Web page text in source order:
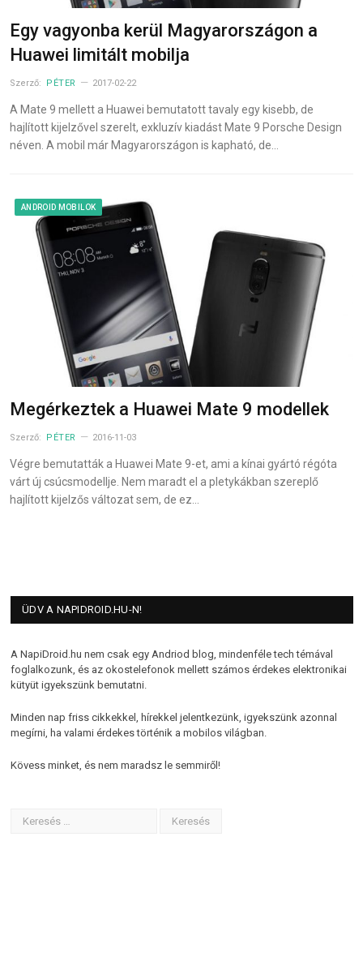
Egy vagyonba kerül Magyarországon a
Huawei limitált mobilja
Szerző: PÉTER 2017-02-22
A Mate 9 mellett a Huawei bemutatott tavaly egy kisebb, de
hajlított kijelzővel szerelt, exkluzív kiadást Mate 9 Porsche Design
néven. A mobil már Magyarországon is kapható, de…
ANDROID MOBILOK
Megérkeztek a Huawei Mate 9 modellek
Szerző: PÉTER 2016-11-03
Végre bemutatták a Huawei Mate 9-et, ami a kínai gyártó régóta
várt új csúcsmodellje. Nem maradt el a pletykákban szereplő
hajlított kijelzős változat sem, de ez…
ÜDV A NAPIDROID.HU-N!
A NapiDroid.hu nem csak egy Andriod blog, mindenféle tech témával
foglalkozunk, és az okostelefonok mellett számos érdekes elektronikai
kütyüt igyekszünk bemutatni.
Minden nap friss cikkekkel, hírekkel jelentkezünk, igyekszünk azonnal
megírni, ha valami érdekes történik a mobilos világban.
Kövess minket, és nem maradsz le semmiről!